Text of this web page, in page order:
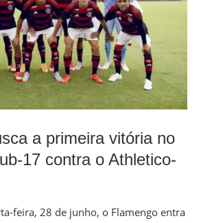
a primeira vitória no
17 contra o Athletico-
feira, 28 de junho, o Flamengo entra